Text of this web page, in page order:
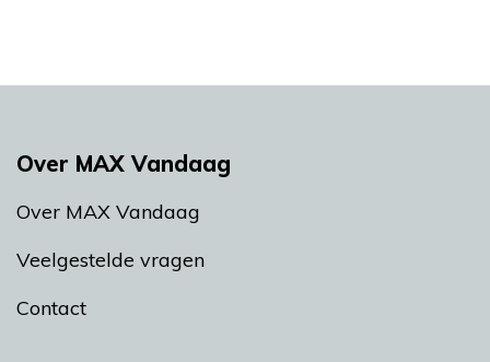
Over MAX Vandaag
Over MAX Vandaag
Veelgestelde vragen
Contact